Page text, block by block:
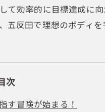
効率的に目標達成に
反田で理想のボディを
次
す冒険が始まる！